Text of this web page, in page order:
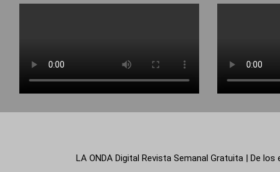
LA ONDA Digital Revista Semanal Gratuita | De